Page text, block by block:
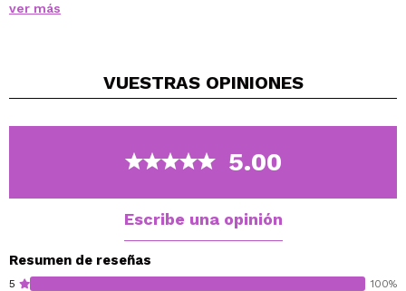
duración.
y en crema para darte un acabado mate
Formulado con una poderosa mezcla de mantequilla de
monoi de Tahití exótica, mantequilla de Murumuru,
mantequilla de Cupuaçu y mantequilla de Tucuma.
que suavizan, acondicionan e hidratan la piel, dejándola
ver más
VUESTRAS OPINIONES
5.00
Escribe una opinión
Resumen de reseñas
5 100%